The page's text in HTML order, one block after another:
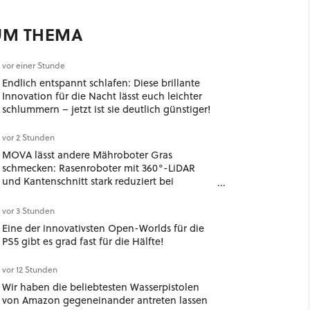
THEMA
vor einer Stunde
Endlich entspannt schlafen: Diese brillante
Innovation für die Nacht lässt euch leichter
schlummern – jetzt ist sie deutlich günstiger!
vor 2 Stunden
MOVA lässt andere Mähroboter Gras
schmecken: Rasenroboter mit 360°-LiDAR
und Kantenschnitt stark reduziert bei
vor 3 Stunden
Eine der innovativsten Open-Worlds für die
PS5 gibt es grad fast für die Hälfte!
vor 12 Stunden
Wir haben die beliebtesten Wasserpistolen
von Amazon gegeneinander antreten lassen